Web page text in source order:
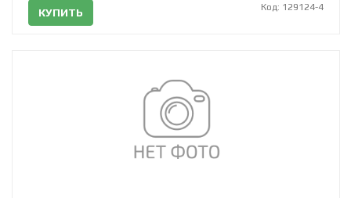
КУПИТЬ Код: 129124-4